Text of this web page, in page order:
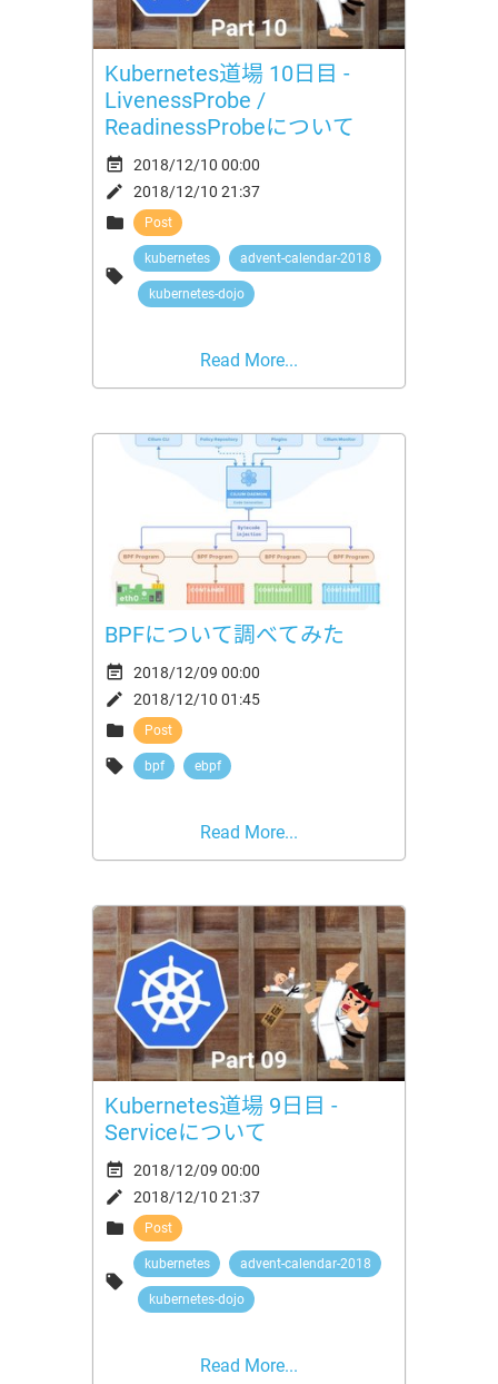
Kubernetes道場 10日目 -
LivenessProbe /
ReadinessProbeについて
 Post

kubernetes advent-calendar-2018
kubernetes-dojo
 2018/12/10 00:00
 2018/12/10 21:37
Read More...
BPFについて調べてみた
 Post
 bpf ebpf
 2018/12/09 00:00
 2018/12/10 01:45
Read More...
Kubernetes道場 9日目 -
Serviceについて
 Post

kubernetes advent-calendar-2018
kubernetes-dojo
 2018/12/09 00:00
 2018/12/10 21:37
Read More...